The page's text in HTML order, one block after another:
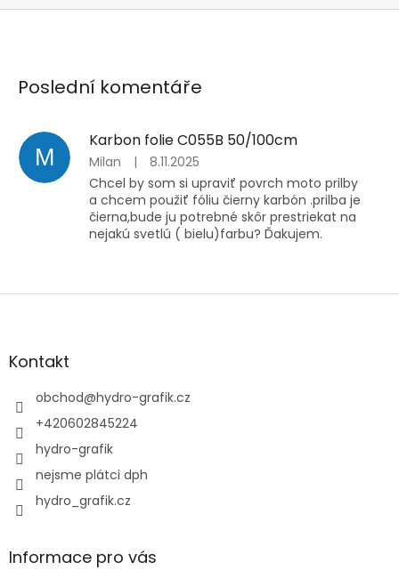
Poslední komentáře
M
Karbon folie C055B 50/100cm
Milan |
8.11.2025
Chcel by som si upraviť povrch moto prilby
a chcem použiť fóliu čierny karbón .prilba je
čierna,bude ju potrebné skôr prestriekat na
nejakú svetlú ( bielu)farbu? Ďakujem.
Z
aKontakt
obchod@hydro-grafik.cz
+420602845224
hydro-grafik
nejsme plátci dph
hydro_grafik.cz
Informace pro vás